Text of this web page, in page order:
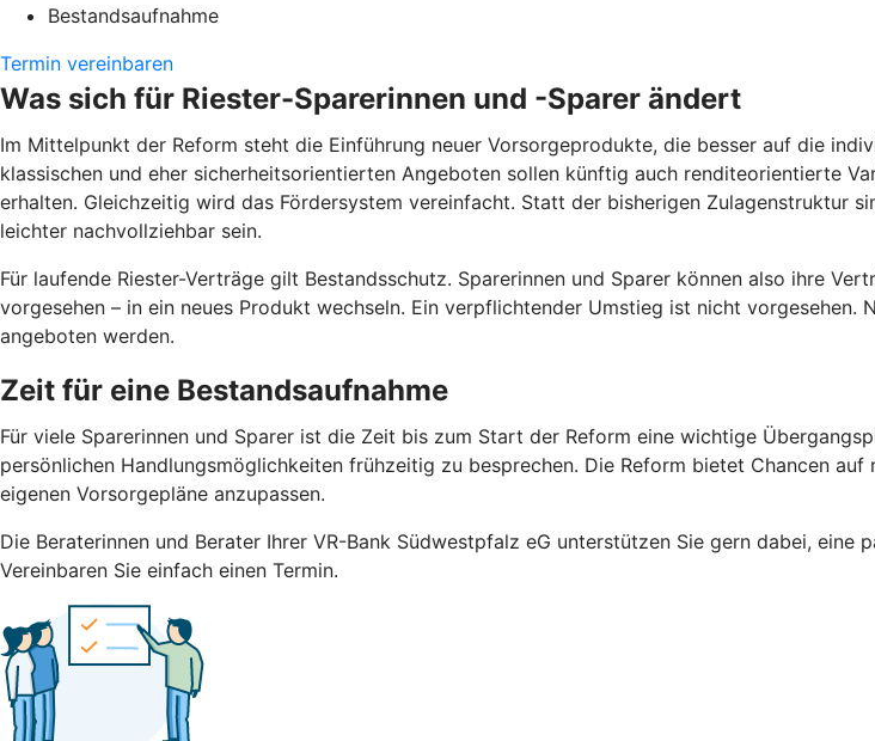
Bestandsaufnahme
Termin vereinbaren
Was sich für Riester-Sparerinnen und -Sparer ändert
Im Mittelpunkt der Reform steht die Einführung neuer Vorsorgeprodukte, die besser auf die
klassischen und eher sicherheitsorientierten Angeboten sollen künftig auch renditeorientierte
erhalten. Gleichzeitig wird das Fördersystem vereinfacht. Statt der bisherigen Zulagenstruktur
leichter nachvollziehbar sein.
Für laufende Riester-Verträge gilt Bestandsschutz. Sparerinnen und Sparer können also ihre
vorgesehen – in ein neues Produkt wechseln. Ein verpflichtender Umstieg ist nicht
angeboten werden.
Zeit für eine Bestandsaufnahme
Für viele Sparerinnen und Sparer ist die Zeit bis zum Start der Reform eine wichtige
persönlichen Handlungsmöglichkeiten frühzeitig zu besprechen. Die Reform bietet Chancen
eigenen Vorsorgepläne anzupassen.
Die Beraterinnen und Berater Ihrer VR-Bank Südwestpfalz eG unterstützen Sie gern dabei,
Vereinbaren Sie einfach einen Termin.